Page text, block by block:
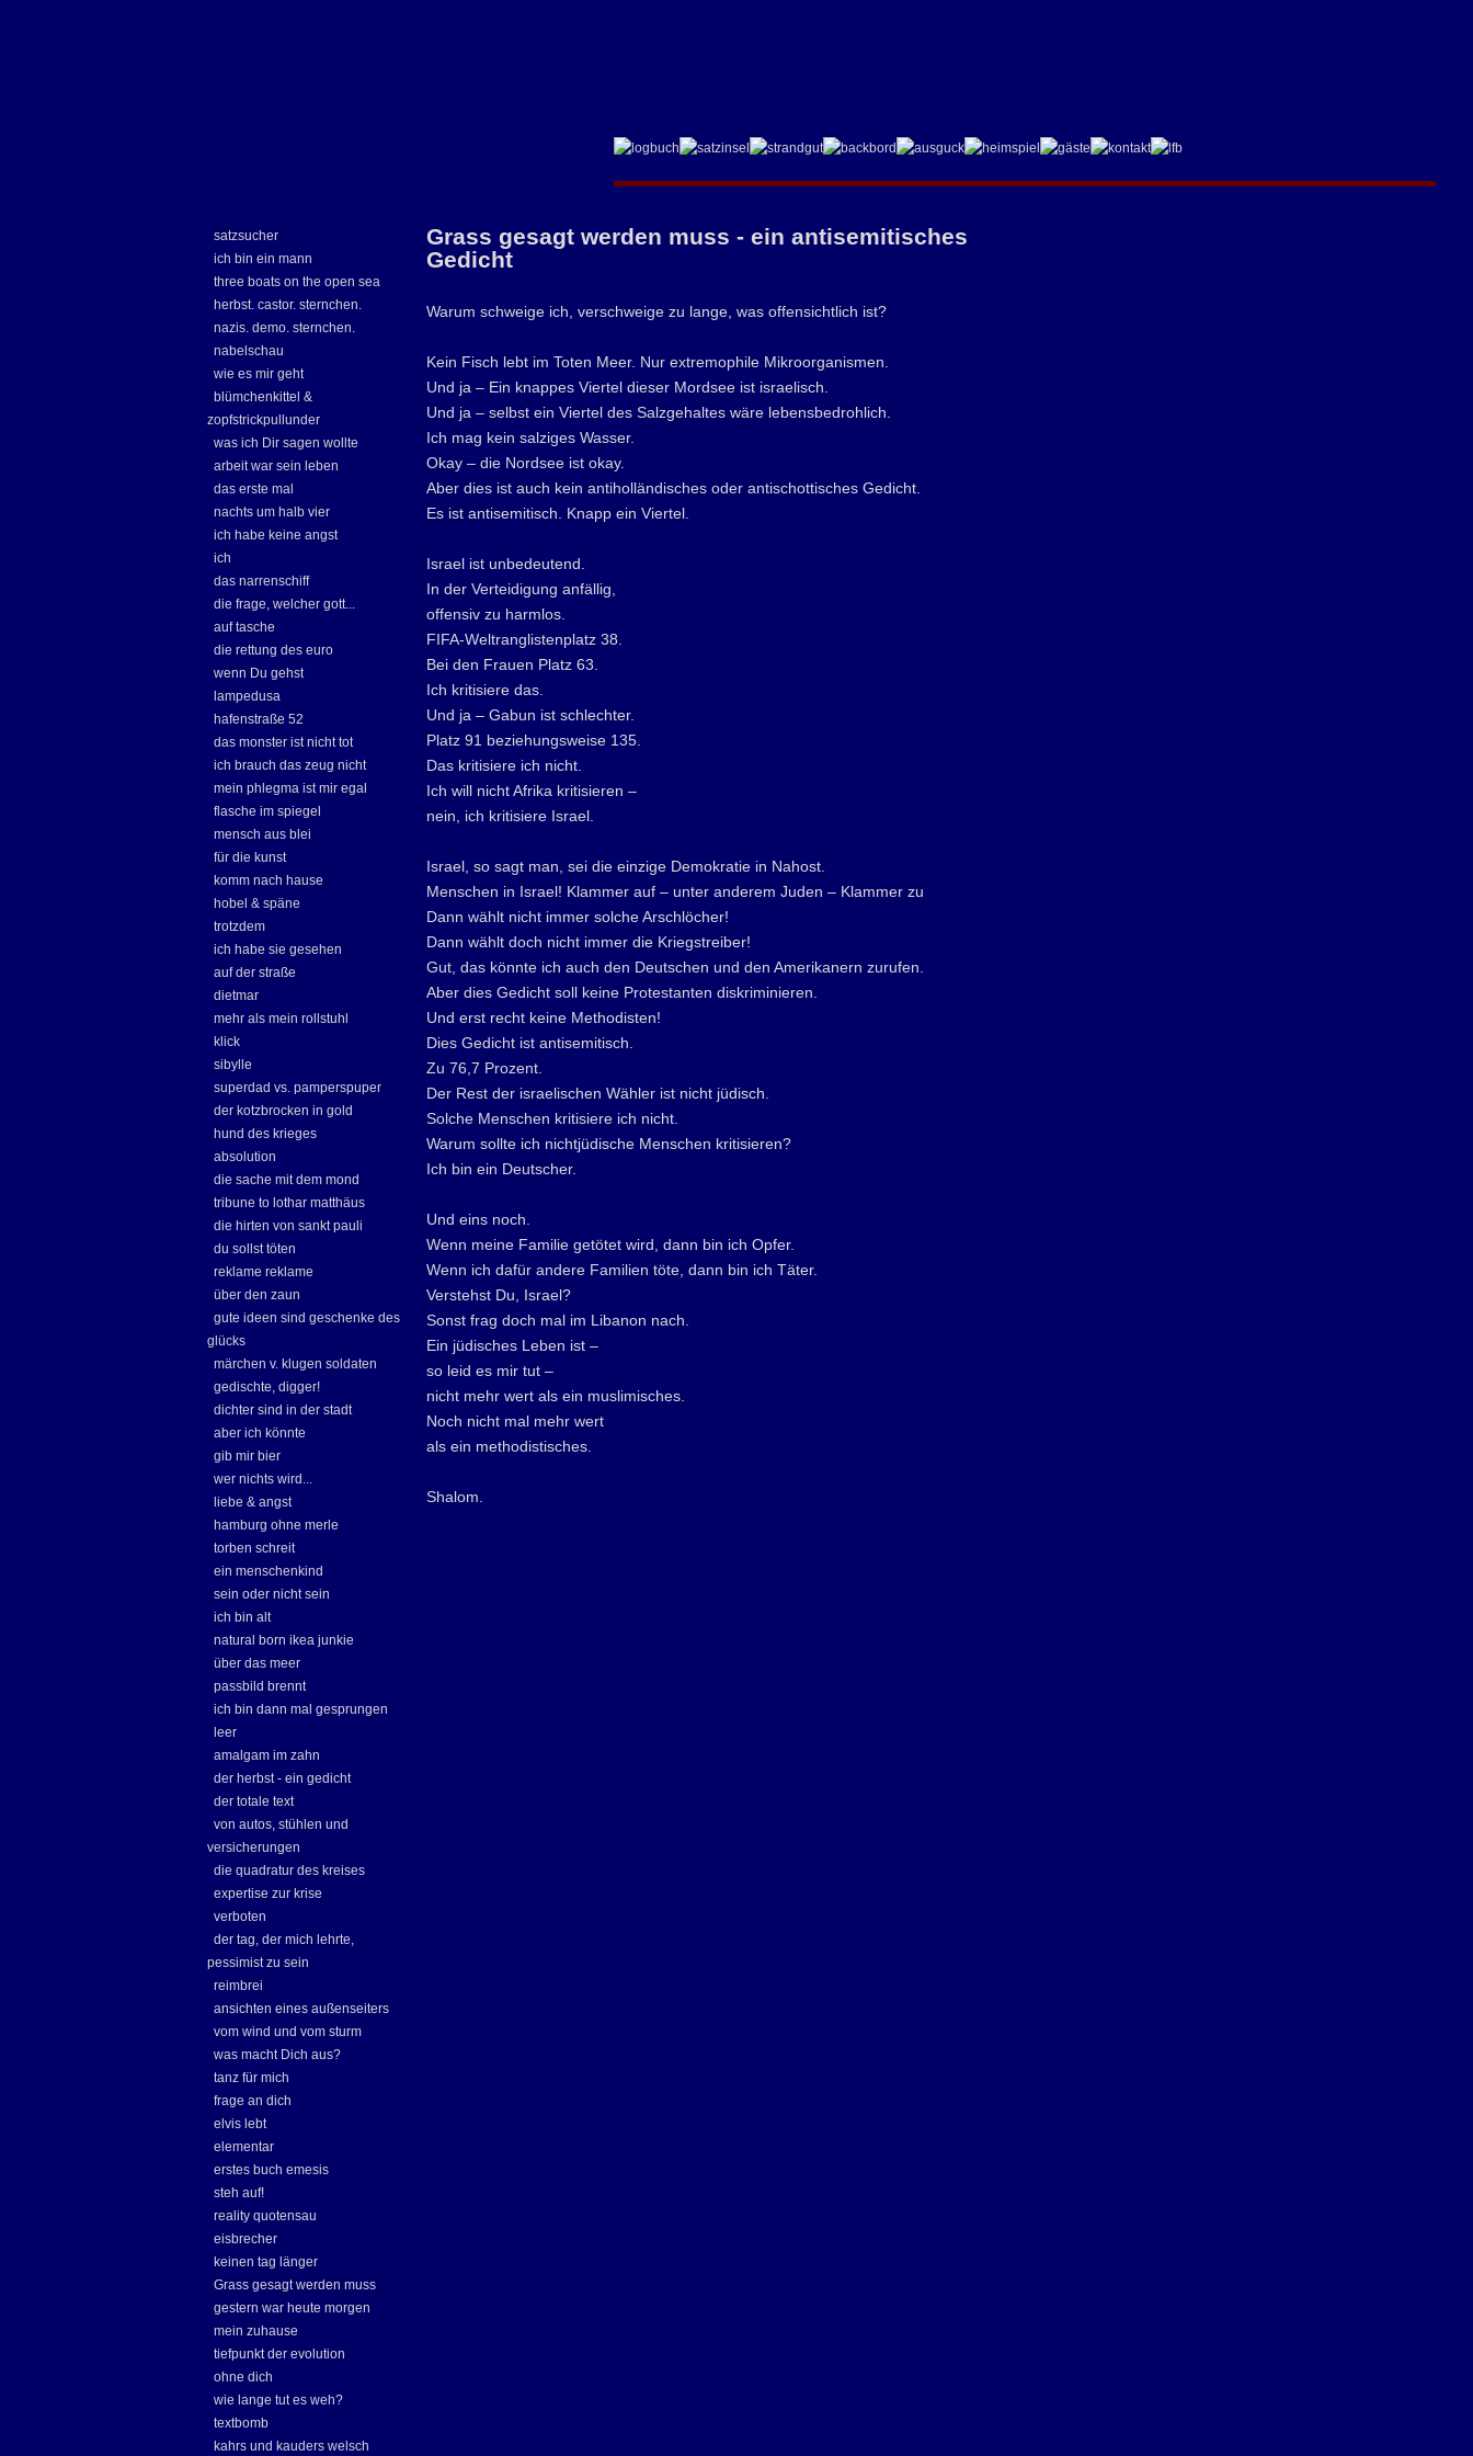
satzsucher
ich bin ein mann
three boats on the open sea
herbst. castor. sternchen.
nazis. demo. sternchen.
nabelschau
wie es mir geht
blümchenkittel &
zopfstrickpullunder
was ich Dir sagen wollte
arbeit war sein leben
das erste mal
nachts um halb vier
ich habe keine angst
ich
das narrenschiff
die frage, welcher gott...
auf tasche
die rettung des euro
wenn Du gehst
lampedusa
hafenstraße 52
das monster ist nicht tot
ich brauch das zeug nicht
mein phlegma ist mir egal
flasche im spiegel
mensch aus blei
für die kunst
komm nach hause
hobel & späne
trotzdem
ich habe sie gesehen
auf der straße
dietmar
mehr als mein rollstuhl
klick
sibylle
superdad vs. pamperspuper
der kotzbrocken in gold
hund des krieges
absolution
die sache mit dem mond
tribune to lothar matthäus
die hirten von sankt pauli
du sollst töten
reklame reklame
über den zaun
gute ideen sind geschenke des
glücks
märchen v. klugen soldaten
gedischte, digger!
dichter sind in der stadt
aber ich könnte
gib mir bier
wer nichts wird...
liebe & angst
hamburg ohne merle
torben schreit
ein menschenkind
sein oder nicht sein
ich bin alt
natural born ikea junkie
über das meer
passbild brennt
ich bin dann mal gesprungen
leer
amalgam im zahn
der herbst - ein gedicht
der totale text
von autos, stühlen und
versicherungen
die quadratur des kreises
expertise zur krise
verboten
der tag, der mich lehrte,
pessimist zu sein
reimbrei
ansichten eines außenseiters
vom wind und vom sturm
was macht Dich aus?
tanz für mich
frage an dich
elvis lebt
elementar
erstes buch emesis
steh auf!
reality quotensau
eisbrecher
keinen tag länger
Grass gesagt werden muss
gestern war heute morgen
mein zuhause
tiefpunkt der evolution
ohne dich
wie lange tut es weh?
textbomb
kahrs und kauders welsch
Grass gesagt werden muss - ein antisemitisches
Gedicht
Warum schweige ich, verschweige zu lange, was offensichtlich ist?
Kein Fisch lebt im Toten Meer. Nur extremophile Mikroorganismen.
Und ja – Ein knappes Viertel dieser Mordsee ist israelisch.
Und ja – selbst ein Viertel des Salzgehaltes wäre lebensbedrohlich.
Ich mag kein salziges Wasser.
Okay – die Nordsee ist okay.
Aber dies ist auch kein antiholländisches oder antischottisches Gedicht.
Es ist antisemitisch. Knapp ein Viertel.
Israel ist unbedeutend.
In der Verteidigung anfällig,
offensiv zu harmlos.
FIFA-Weltranglistenplatz 38.
Bei den Frauen Platz 63.
Ich kritisiere das.
Und ja – Gabun ist schlechter.
Platz 91 beziehungsweise 135.
Das kritisiere ich nicht.
Ich will nicht Afrika kritisieren –
nein, ich kritisiere Israel.
Israel, so sagt man, sei die einzige Demokratie in Nahost.
Menschen in Israel! Klammer auf – unter anderem Juden – Klammer zu
Dann wählt nicht immer solche Arschlöcher!
Dann wählt doch nicht immer die Kriegstreiber!
Gut, das könnte ich auch den Deutschen und den Amerikanern zurufen.
Aber dies Gedicht soll keine Protestanten diskriminieren.
Und erst recht keine Methodisten!
Dies Gedicht ist antisemitisch.
Zu 76,7 Prozent.
Der Rest der israelischen Wähler ist nicht jüdisch.
Solche Menschen kritisiere ich nicht.
Warum sollte ich nichtjüdische Menschen kritisieren?
Ich bin ein Deutscher.
Und eins noch.
Wenn meine Familie getötet wird, dann bin ich Opfer.
Wenn ich dafür andere Familien töte, dann bin ich Täter.
Verstehst Du, Israel?
Sonst frag doch mal im Libanon nach.
Ein jüdisches Leben ist –
so leid es mir tut –
nicht mehr wert als ein muslimisches.
Noch nicht mal mehr wert
als ein methodistisches.
Shalom.